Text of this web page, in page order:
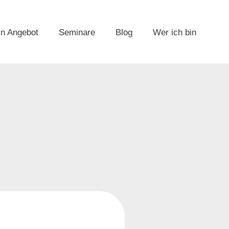
Angebot Seminare Blog Wer ich bin